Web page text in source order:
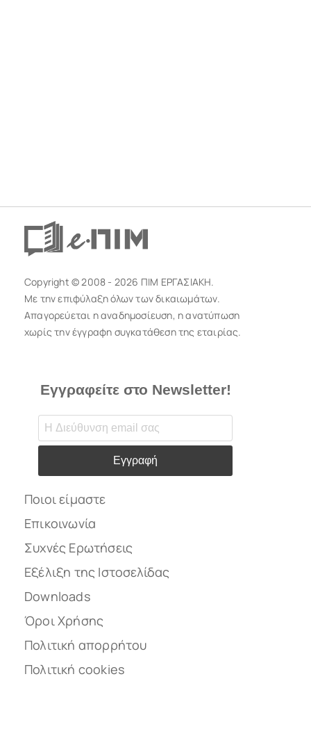
Copyright © 2008 - 2026 ΠΙΜ ΕΡΓΑΣΙΑΚΗ.
Με την επιφύλαξη όλων των δικαιωμάτων.
Απαγορεύεται η αναδημοσίευση, η ανατύπωση
χωρίς την έγγραφη συγκατάθεση της εταιρίας.
Εγγραφείτε στο Newsletter!
Εγγραφή
Ποιοι είμαστε
Επικοινωνία
Συχνές Ερωτήσεις
Εξέλιξη της Ιστοσελίδας
Downloads
Όροι Χρήσης
Πολιτική απορρήτου
Πολιτική cookies